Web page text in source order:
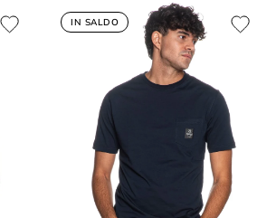
IN SALDO